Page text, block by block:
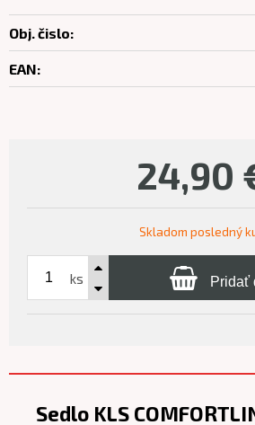
24,90
Skladom posledný
ks Pridať
Obj. čislo:
EAN:
Sedlo KLS